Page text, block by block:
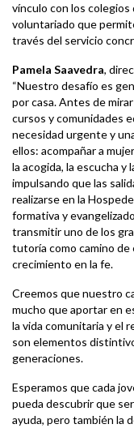
vínculo con los
voluntariado que
través del servicio
Pamela Saavedra,
“Nuestro desafío es
por casa. Antes de
cursos y comunidades
necesidad urgente y
ellos: acompañar a
la acogida, la escucha
impulsando que las
realizarse en la
formativa y
transmitir uno de los
tutoría como camino
crecimiento en la fe.
Creemos que nuestro
mucho que aportar en
la vida comunitaria y el
son elementos
generaciones.
Esperamos que cada
pueda descubrir que
ayuda, pero también la